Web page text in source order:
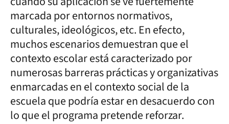
marcada por entornos normativos,
culturales, ideológicos, etc. En efecto,
muchos escenarios demuestran que el
contexto escolar está caracterizado por
numerosas barreras prácticas y organizativas
enmarcadas en el contexto social de la
escuela que podría estar en desacuerdo con
lo que el programa pretende reforzar.